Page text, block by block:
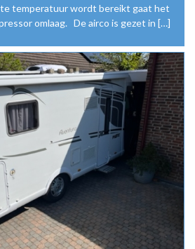
temperatuur wordt bereikt gaat het
omlaag. De airco is gezet in […]